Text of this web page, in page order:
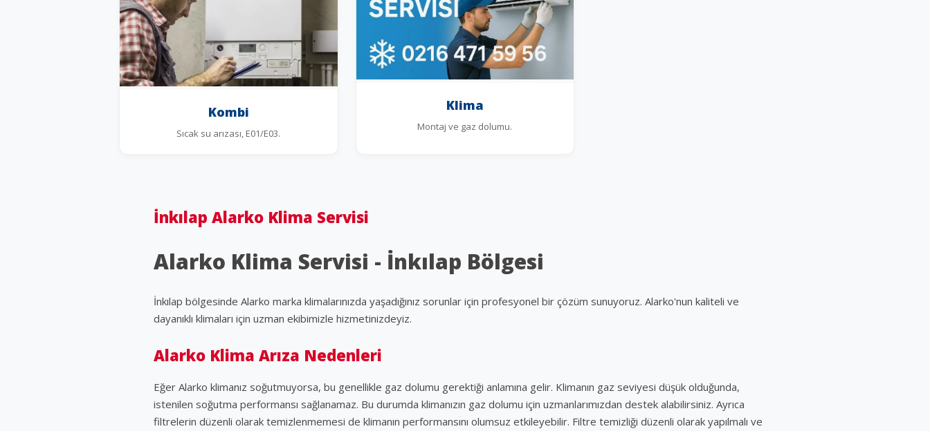
Kombi
Sıcak su arızası, E01/E03.
Klima
Montaj ve gaz dolumu.
İnkılap Alarko Klima Servisi
Alarko Klima Servisi - İnkılap Bölgesi
İnkılap bölgesinde Alarko marka klimalarınızda yaşadığınız sorunlar için profesyonel bir çözüm sunuyoruz. Alarko'nun kaliteli ve
dayanıklı klimaları için uzman ekibimizle hizmetinizdeyiz.
Alarko Klima Arıza Nedenleri
Eğer Alarko klimanız soğutmuyorsa, bu genellikle gaz dolumu gerektiği anlamına gelir. Klimanın gaz seviyesi düşük olduğunda,
istenilen soğutma performansı sağlanamaz. Bu durumda klimanızın gaz dolumu için uzmanlarımızdan destek alabilirsiniz. Ayrıca
filtrelerin düzenli olarak temizlenmemesi de klimanın performansını olumsuz etkileyebilir. Filtre temizliği düzenli olarak yapılmalı ve